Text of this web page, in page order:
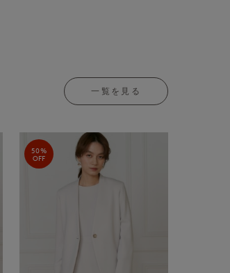
一覧を見る
50%
OFF